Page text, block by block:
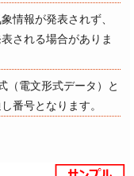
情報が発表されず、
される場合がありま
（電文形式データ）と
番号となります。